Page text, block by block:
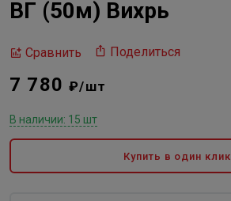
ВГ (50м) Вихрь
Сравнить Поделиться
7 780₽/шт
В наличии: 15 шт
Купить в один клик